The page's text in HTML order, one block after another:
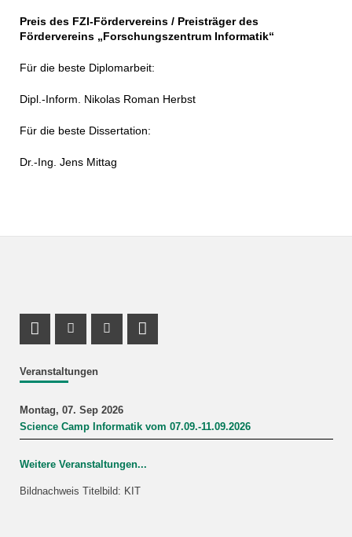
Preis des FZI-Fördervereins / Preisträger des
Fördervereins „Forschungszentrum Informatik“
Für die beste Diplomarbeit:
Dipl.-Inform. Nikolas Roman Herbst
Für die beste Dissertation:
Dr.-Ing. Jens Mittag
Veranstaltungen
Montag, 07. Sep 2026
Science Camp Informatik vom 07.09.-11.09.2026
Weitere Veranstaltungen...
Profil Mastodon
Instagram Profil
Youtube Profil
LinkedIn Profil
Bildnachweis Titelbild: KIT